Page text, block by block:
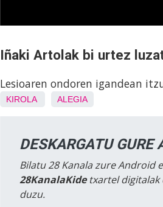
Iñaki Artolak bi urtez
Lesioaren ondoren igandean
KIROLA ALEGIA
DESKARGATU GURE
Bilatu 28 Kanala zure Android
28KanalaKidetxartel digitalak
duzu.